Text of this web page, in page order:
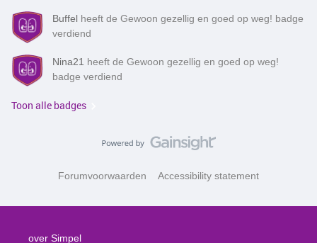
Buffel heeft de Gewoon gezellig en goed op weg! badge
verdiend
Nina21 heeft de Gewoon gezellig en goed op weg!
badge verdiend
Toon alle badges
Forumvoorwaarden Accessibility statement
over Simpel